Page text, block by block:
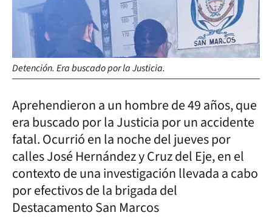
Detención. Era buscado por la Justicia.
Aprehendieron a un hombre de 49 años, que
era buscado por la Justicia por un accidente
fatal. Ocurrió en la noche del jueves por
calles José Hernández y Cruz del Eje, en el
contexto de una investigación llevada a cabo
por efectivos de la brigada del
Destacamento San Marcos